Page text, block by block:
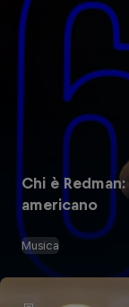
Chi è
americano
Musica